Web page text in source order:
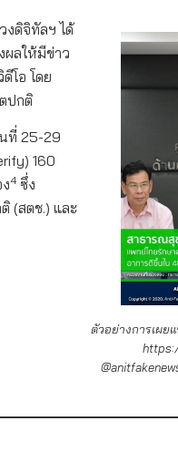
งดิจิทัลฯ ได้
ผลให้มีข่าว
โอ โดย
ปกติ
นที่ 25-29
160
4 ซึ่ง
(สตช.) และ
ตัวอย่างการเผย